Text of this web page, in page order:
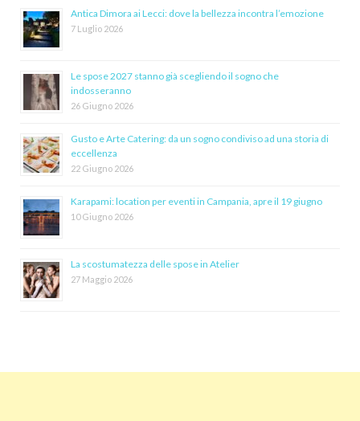
Antica Dimora ai Lecci: dove la bellezza incontra l’emozione
7 Luglio 2026
Le spose 2027 stanno già scegliendo il sogno che
indosseranno
26 Giugno 2026
Gusto e Arte Catering: da un sogno condiviso ad una storia di
eccellenza
22 Giugno 2026
Karapami: location per eventi in Campania, apre il 19 giugno
10 Giugno 2026
La scostumatezza delle spose in Atelier
27 Maggio 2026